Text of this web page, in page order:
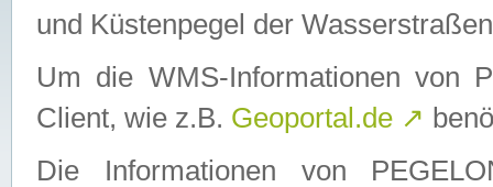
und Küstenpegel der
Um die WMS-Informationen von
Client, wie z.B. Geoportal.de ↗
Die Informationen von